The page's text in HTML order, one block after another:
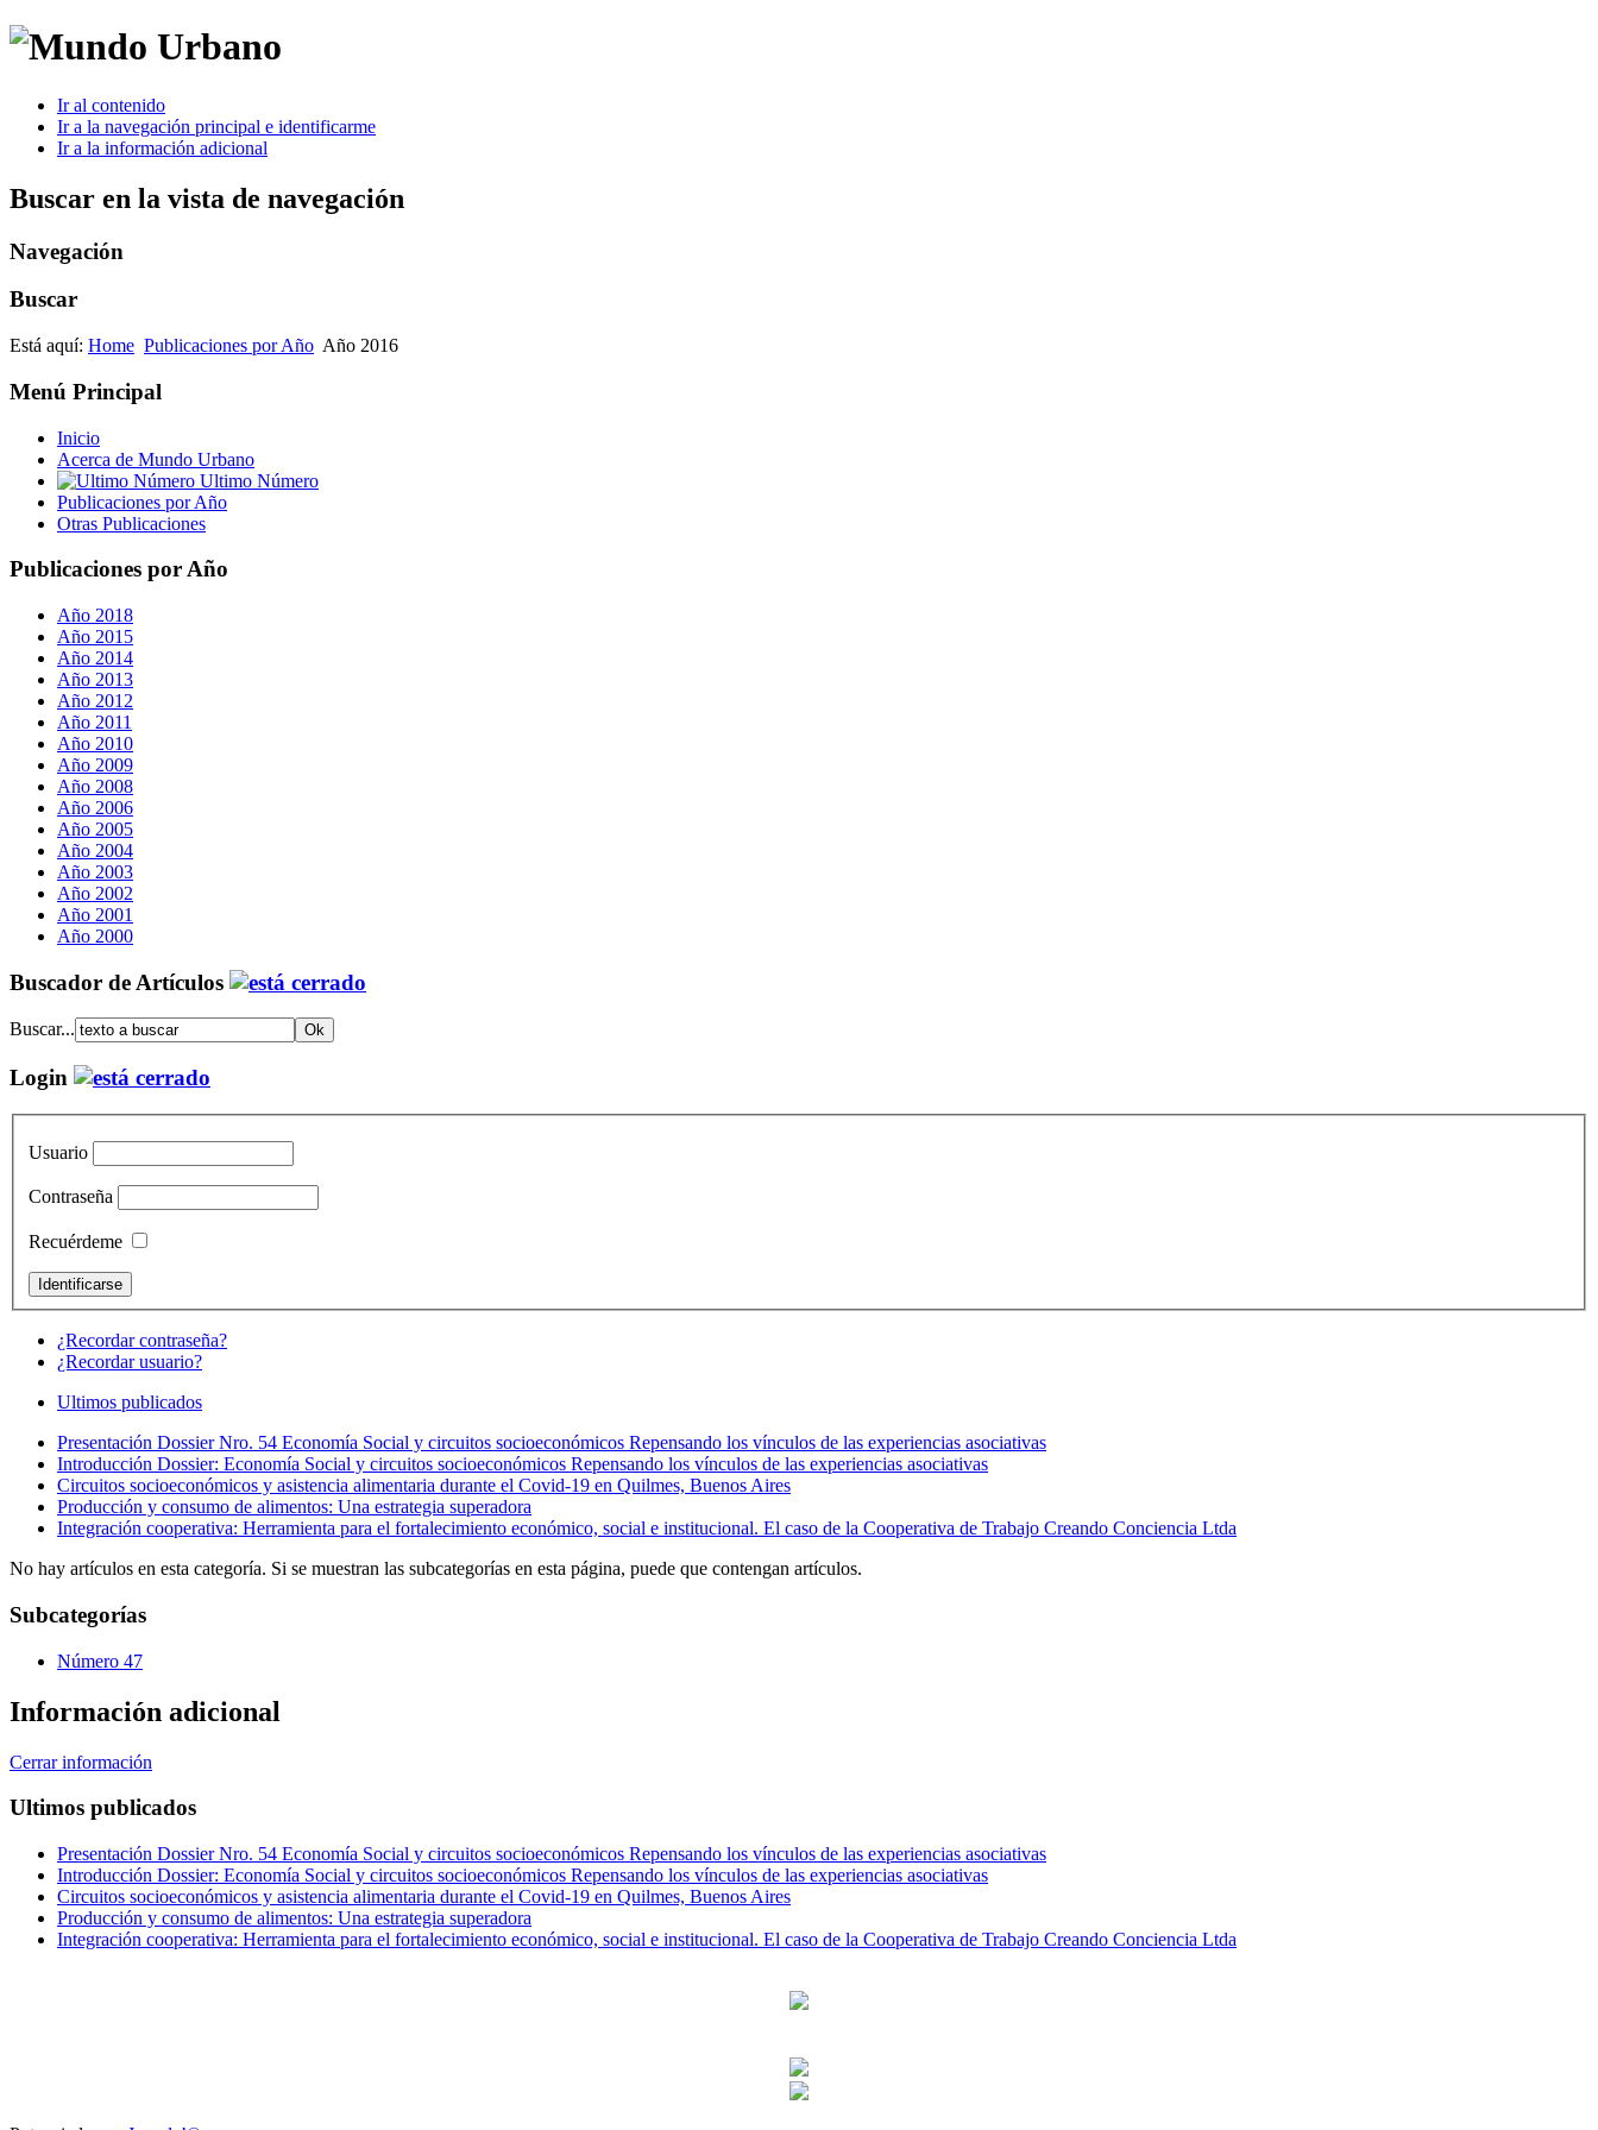
Ir al contenido
Ir a la navegación principal e identificarme
Ir a la información adicional
Buscar en la vista de navegación
Navegación
Buscar
Está aquí: Home Publicaciones por Año Año 2016
Menú Principal
Inicio
Acerca de Mundo Urbano
Ultimo Número
Publicaciones por Año
Otras Publicaciones
Publicaciones por Año
Año 2018
Año 2015
Año 2014
Año 2013
Año 2012
Año 2011
Año 2010
Año 2009
Año 2008
Año 2006
Año 2005
Año 2004
Año 2003
Año 2002
Año 2001
Año 2000
Buscador de Artículos
Buscar...
Login
Usuario
Contraseña
Recuérdeme
¿Recordar contraseña?
¿Recordar usuario?
Ultimos publicados
Presentación Dossier Nro. 54 Economía Social y circuitos socioeconómicos Repensando los vínculos de las experiencias asociativas
Introducción Dossier: Economía Social y circuitos socioeconómicos Repensando los vínculos de las experiencias asociativas
Circuitos socioeconómicos y asistencia alimentaria durante el Covid-19 en Quilmes, Buenos Aires
Producción y consumo de alimentos: Una estrategia superadora
Integración cooperativa: Herramienta para el fortalecimiento económico, social e institucional. El caso de la Cooperativa de Trabajo Creando Conciencia Ltda
No hay artículos en esta categoría. Si se muestran las subcategorías en esta página, puede que contengan artículos.
Subcategorías
Número 47
Información adicional
Cerrar información
Ultimos publicados
Presentación Dossier Nro. 54 Economía Social y circuitos socioeconómicos Repensando los vínculos de las experiencias asociativas
Introducción Dossier: Economía Social y circuitos socioeconómicos Repensando los vínculos de las experiencias asociativas
Circuitos socioeconómicos y asistencia alimentaria durante el Covid-19 en Quilmes, Buenos Aires
Producción y consumo de alimentos: Una estrategia superadora
Integración cooperativa: Herramienta para el fortalecimiento económico, social e institucional. El caso de la Cooperativa de Trabajo Creando Conciencia Ltda